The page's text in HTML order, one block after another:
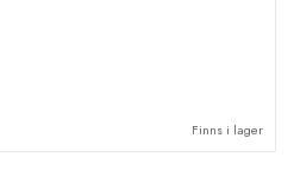
Finns i lager